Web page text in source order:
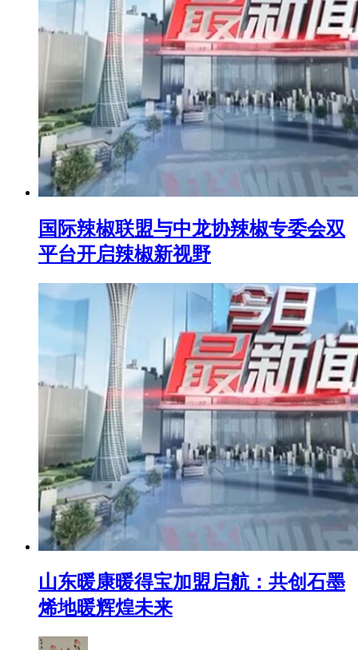
国际辣椒联盟与中龙协辣椒专委会双
平台开启辣椒新视野
山东暖康暖得宝加盟启航：共创石墨
烯地暖辉煌未来